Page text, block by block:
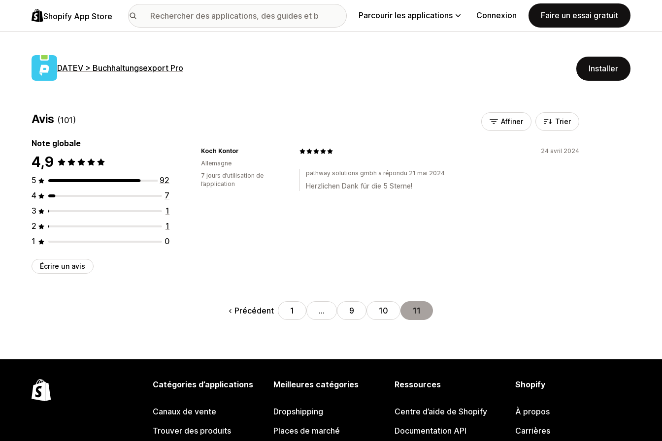
Shopify App Store Parcourir les applications Connexion Faire un essai gratuit
DATEV > Buchhaltungsexport Pro Installer
Avis (101)
Note globale
4,9
5
92
4
7
3
1
2
1
1
0
Écrire un avis
Affiner Trier
24 avril 2024
Koch Kontor
Allemagne
7 jours d’utilisation de
l’application
pathway solutions gmbh a répondu 21 mai 2024
Herzlichen Dank für die 5 Sterne!
Précédent 1 … 9 10 11
Catégories d’applications
Canaux de vente
Trouver des produits
Meilleures catégories
Dropshipping
Places de marché
Ressources
Centre d’aide de Shopify
Documentation API
Shopify
À propos
Carrières